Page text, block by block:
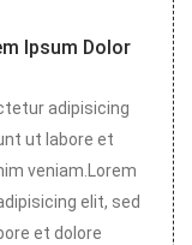
Ipsum Dolor
adipisicing
ut labore et
veniam.Lorem
elit, sed
et dolore